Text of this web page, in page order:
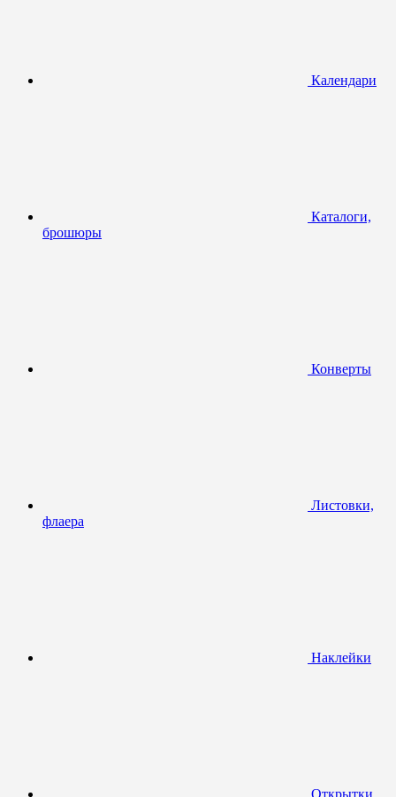
Календари
Каталоги,
брошюры
Конверты
Листовки,
флаера
Наклейки
Открытки,